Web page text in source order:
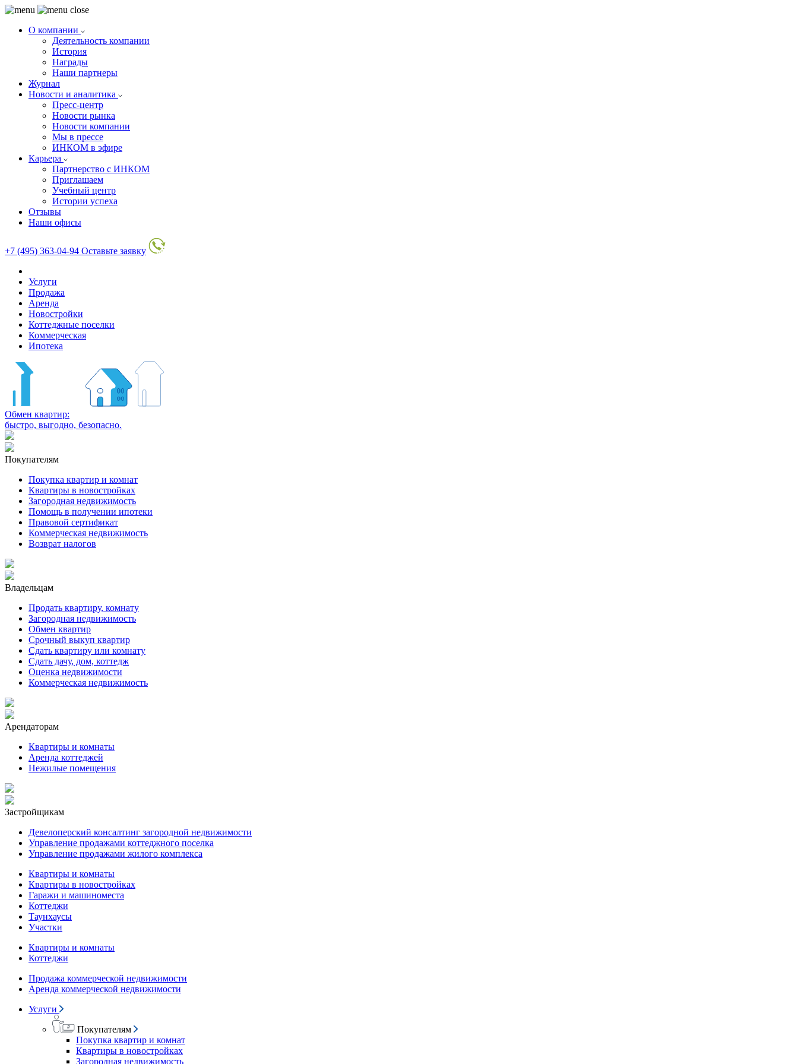
О компании
Деятельность компании
История
Награды
Наши партнеры
Журнал
Новости и аналитика
Пресс-центр
Новости рынка
Новости компании
Мы в прессе
ИНКОМ в эфире
Карьера
Партнерство с ИНКОМ
Приглашаем
Учебный центр
Истории успеха
Отзывы
Наши офисы
+7 (495) 363-04-94 Оставьте заявку
Услуги
Продажа
Аренда
Новостройки
Коттеджные поселки
Коммерческая
Ипотека
Обмен квартир:
быстро, выгодно, безопасно.
Покупателям
Покупка квартир и комнат
Квартиры в новостройках
Загородная недвижимость
Помощь в получении ипотеки
Правовой сертификат
Коммерческая недвижимость
Возврат налогов
Владельцам
Продать квартиру, комнату
Загородная недвижимость
Обмен квартир
Срочный выкуп квартир
Сдать квартиру или комнату
Сдать дачу, дом, коттедж
Оценка недвижимости
Коммерческая недвижимость
Арендаторам
Квартиры и комнаты
Аренда коттеджей
Нежилые помещения
Застройщикам
Девелоперский консалтинг загородной недвижимости
Управление продажами коттеджного поселка
Управление продажами жилого комплекса
Квартиры и комнаты
Квартиры в новостройках
Гаражи и машиноместа
Коттеджи
Таунхаусы
Участки
Квартиры и комнаты
Коттеджи
Продажа коммерческой недвижимости
Аренда коммерческой недвижимости
Услуги
Покупателям
Покупка квартир и комнат
Квартиры в новостройках
Загородная недвижимость